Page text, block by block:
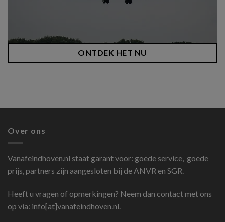
ONTDEK HET NU
Over ons
Vanafeindhoven.nl staat garant voor: goede service, goede
prijs, partners zijn aangesloten bij de ANVR en SGR.
Heeft u vragen of opmerkingen? Neem dan contact met ons
op via: info[at]vanafeindhoven.nl.